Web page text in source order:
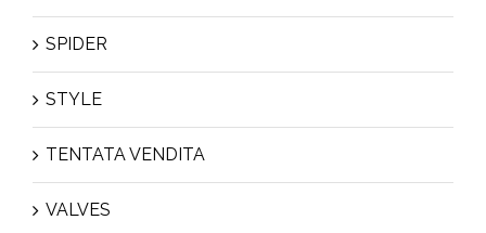
SPIDER
STYLE
TENTATA VENDITA
VALVES